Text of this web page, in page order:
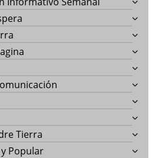
Tierra
Popular